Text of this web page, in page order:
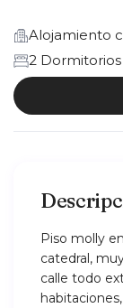
Alojamiento
2 Dormitorios
Piso molly
catedral,
calle todo